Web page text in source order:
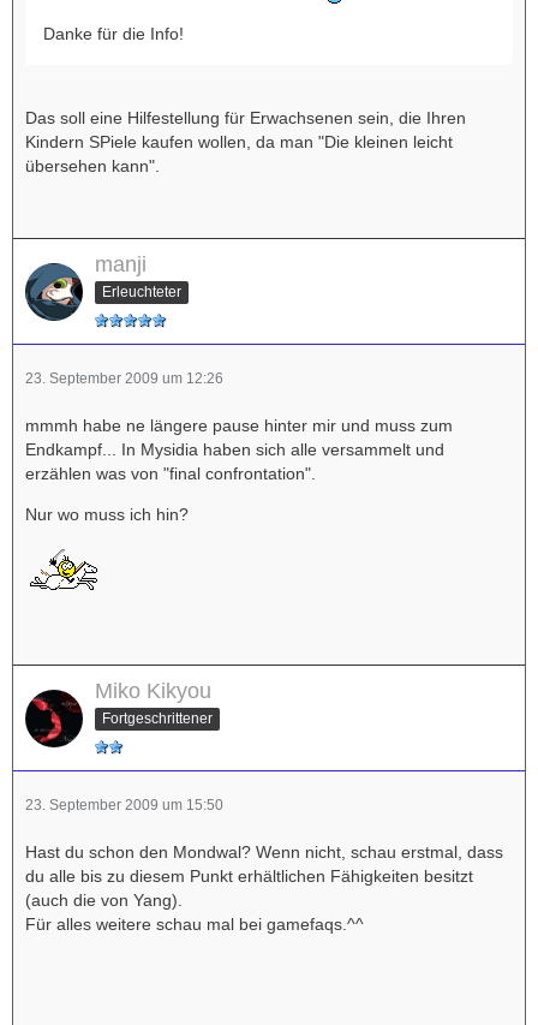
Danke für die Info!
Das soll eine Hilfestellung für Erwachsenen sein, die Ihren
Kindern SPiele kaufen wollen, da man "Die kleinen leicht
übersehen kann".
manji
Erleuchteter
23. September 2009 um 12:26
mmmh habe ne längere pause hinter mir und muss zum
Endkampf... In Mysidia haben sich alle versammelt und
erzählen was von "final confrontation".
Nur wo muss ich hin?
Miko Kikyou
Fortgeschrittener
23. September 2009 um 15:50
Hast du schon den Mondwal? Wenn nicht, schau erstmal, dass
du alle bis zu diesem Punkt erhältlichen Fähigkeiten besitzt
(auch die von Yang).
Für alles weitere schau mal bei gamefaqs.^^